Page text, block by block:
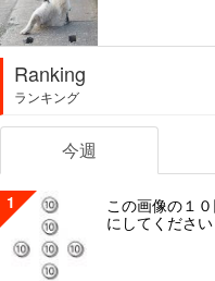
Ranking
ランキング
今週
1
この画像の１
にしてください